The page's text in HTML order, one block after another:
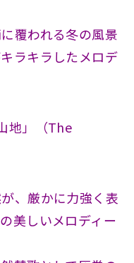
覆われる冬の風景
ラキラしたメロデ
地」（The
、厳かに力強く表
美しいメロディー